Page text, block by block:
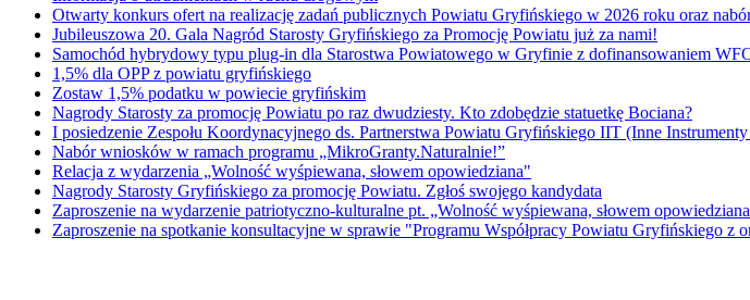
Otwarty konkurs ofert na realizację zadań publicznych Powiatu Gryfińskiego w 2026 roku oraz
Jubileuszowa 20. Gala Nagród Starosty Gryfińskiego za Promocję Powiatu już za nami!
Samochód hybrydowy typu plug-in dla Starostwa Powiatowego w Gryfinie z dofinansowaniem
1,5% dla OPP z powiatu gryfińskiego
Zostaw 1,5% podatku w powiecie gryfińskim
Nagrody Starosty za promocję Powiatu po raz dwudziesty. Kto zdobędzie statuetkę Bociana?
I posiedzenie Zespołu Koordynacyjnego ds. Partnerstwa Powiatu Gryfińskiego IIT (Inne
Nabór wniosków w ramach programu „MikroGranty.Naturalnie!”
Relacja z wydarzenia „Wolność wyśpiewana, słowem opowiedziana"
Nagrody Starosty Gryfińskiego za promocję Powiatu. Zgłoś swojego kandydata
Zaproszenie na wydarzenie patriotyczno-kulturalne pt. „Wolność wyśpiewana, słowem
Zaproszenie na spotkanie konsultacyjne w sprawie "Programu Współpracy Powiatu Gryfińskiego z